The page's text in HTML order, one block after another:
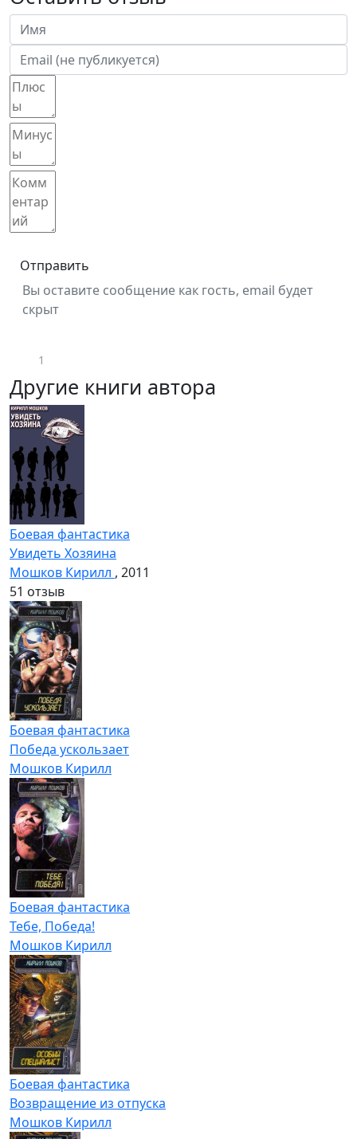
Отправить
Вы оставите сообщение как гость, email будет
скрыт
1
Другие книги автора
Боевая фантастика
Увидеть Хозяина
Мошков Кирилл , 2011
51 отзыв
Боевая фантастика
Победа ускользает
Мошков Кирилл
Боевая фантастика
Тебе, Победа!
Мошков Кирилл
Боевая фантастика
Возвращение из отпуска
Мошков Кирилл